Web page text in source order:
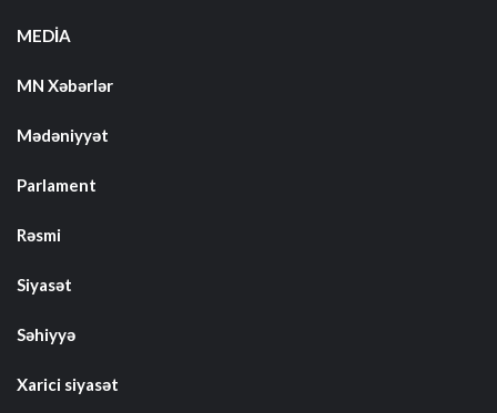
MEDİA
MN Xəbərlər
Mədəniyyət
Parlament
Rəsmi
Siyasət
Səhiyyə
Xarici siyasət